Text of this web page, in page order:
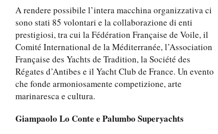
A rendere possibile l’intera macchina organizzativa ci
sono stati 85 volontari e la collaborazione di enti
prestigiosi, tra cui la Fédération Française de Voile, il
Comité International de la Méditerranée, l’Association
Française des Yachts de Tradition, la Société des
Régates d’Antibes e il Yacht Club de France. Un evento
che fonde armoniosamente competizione, arte
marinaresca e cultura.
Giampaolo Lo Conte e Palumbo Superyachts